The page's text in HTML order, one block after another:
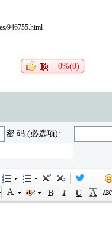
946755.html
0%(0)
密 码 (必选项):